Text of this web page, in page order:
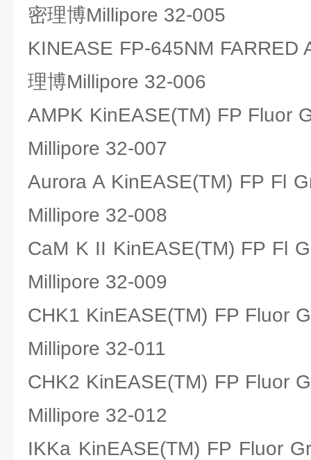
密理博Millipore 32-005
KINEASE FP-645NM FARRED
理博Millipore 32-006
AMPK KinEASE(TM) FP Fluor
Millipore 32-007
Aurora A KinEASE(TM) FP Fl
Millipore 32-008
CaM K II KinEASE(TM) FP Fl
Millipore 32-009
CHK1 KinEASE(TM) FP Fluor
Millipore 32-011
CHK2 KinEASE(TM) FP Fluor
Millipore 32-012
IKKa KinEASE(TM) FP Fluor